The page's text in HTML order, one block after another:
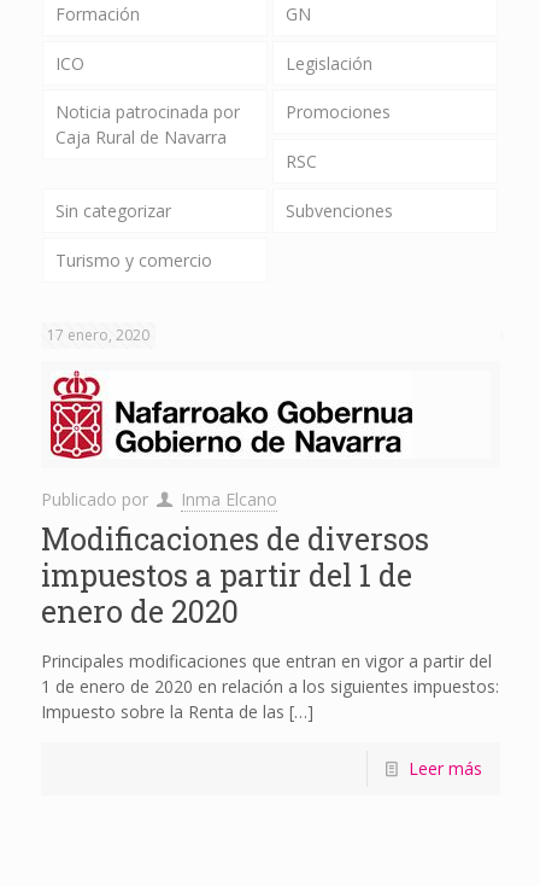
Formación GN
ICO Legislación
Noticia patrocinada por
Caja Rural de Navarra
Promociones
RSC
Sin categorizar Subvenciones
Turismo y comercio
17 enero, 2020
Publicado por Inma Elcano
Modificaciones de diversos
impuestos a partir del 1 de
enero de 2020
Principales modificaciones que entran en vigor a partir del
1 de enero de 2020 en relación a los siguientes impuestos:
Impuesto sobre la Renta de las […]
Leer más